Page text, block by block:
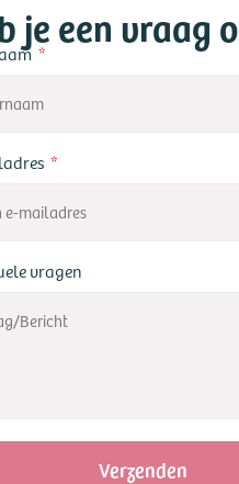
je een vraag
vragen
Verzenden